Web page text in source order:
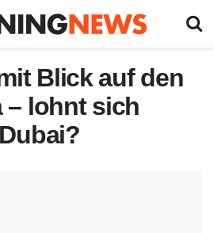
Blick auf den
– lohnt sich